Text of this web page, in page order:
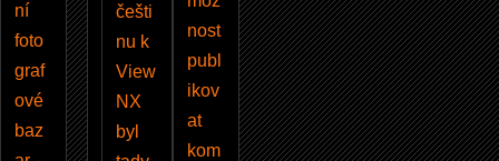
ní
foto
graf
ové
baz
češti
nu k
View
NX
byl
nost
publ
ikov
at
kom